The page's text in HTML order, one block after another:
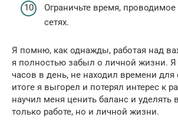
Ограничьте время,
сетях.
Я помню, как однажды, работая над
я полностью забыл о личной жизни. Я
часов в день, не находил времени для
итоге я выгорел и потерял интерес к
научил меня ценить баланс и уделять
только работе, но и личной жизни.